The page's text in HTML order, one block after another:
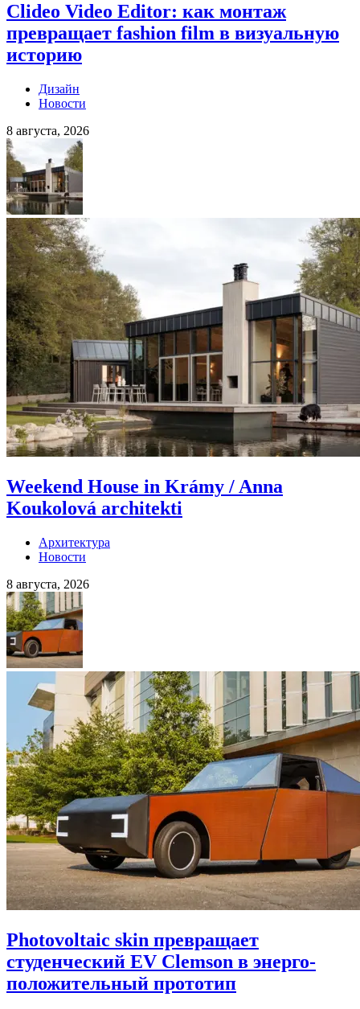
Clideo Video Editor: как монтаж
превращает fashion film в визуальную
историю
Дизайн
Новости
8 августа, 2026
Weekend House in Krámy / Anna
Koukolová architekti
Архитектура
Новости
8 августа, 2026
Photovoltaic skin превращает
студенческий EV Clemson в энерго-
положительный прототип